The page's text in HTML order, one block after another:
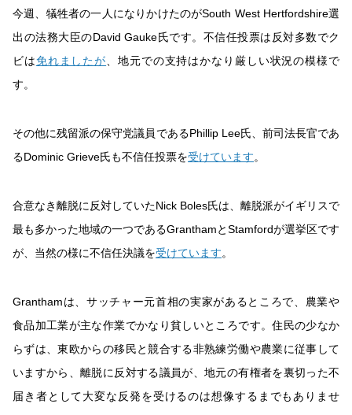
今週、犠牲者の一人になりかけたのがSouth West Hertfordshire選
出の法務大臣のDavid Gauke氏です。不信任投票は反対多数でク
ビは免れましたが、地元での支持はかなり厳しい状況の模様で
す。
その他に残留派の保守党議員であるPhillip Lee氏、前司法長官であ
るDominic Grieve氏も不信任投票を受けています。
合意なき離脱に反対していたNick Boles氏は、離脱派がイギリスで
最も多かった地域の一つであるGranthamとStamfordが選挙区です
が、当然の様に不信任決議を受けています。
Granthamは、サッチャー元首相の実家があるところで、農業や
食品加工業が主な作業でかなり貧しいところです。住民の少なか
らずは、東欧からの移民と競合する非熟練労働や農業に従事して
いますから、離脱に反対する議員が、地元の有権者を裏切った不
届き者として大変な反発を受けるのは想像するまでもありませ